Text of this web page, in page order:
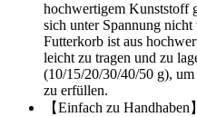
hochwertigem Kunststoff
sich unter Spannung
Futterkorb ist aus
leicht zu tragen und zu
(10/15/20/30/40/50 g),
zu erfüllen.
【Einfach zu